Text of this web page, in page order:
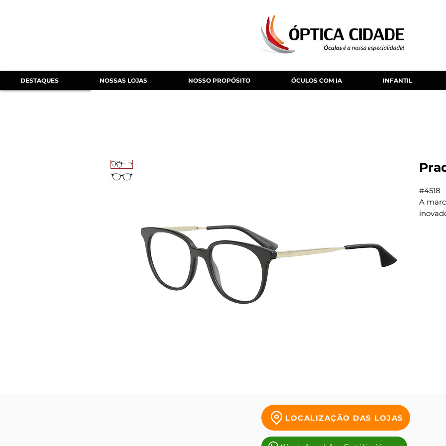
DESTAQUES NOSSAS LOJAS NOSSO PROPÓSITO ÓCULOS COM IA INFANTIL
#4518
A
LOCALIZAÇÃO DAS LOJAS